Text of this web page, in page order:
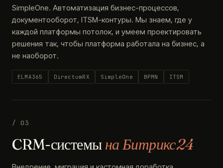
SimpleOne. Автоматизация бизнес-процессов,
документооборот, ITSM-контуры. Мы знаем, где у
каждой платформы потолок, и умеем проектировать
решения так, чтобы платформа работала на бизнес, а
не наоборот.
ELMA365 DirectumRX SimpleOne BPMN ITSM
/ 03
CRM-системына Битрикс24